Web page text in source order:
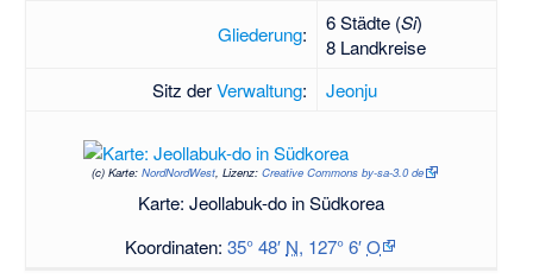
Gliederung: 6 Städte (Si)
8 Landkreise
Sitz derVerwaltung: Jeonju
(c) Karte: NordNordWest, Lizenz: Creative Commons by-sa-3.0 de
Karte: Jeollabuk-do in Südkorea
Koordinaten:35° 48′ N, 127° 6′O